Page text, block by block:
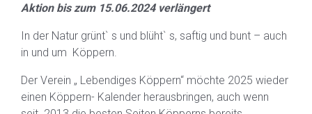
Aktion bis zum 15.06.2024 verlängert
In der Natur grünt` s und blüht` s, saftig und bunt – auch
in und um Köppern.
Der Verein „ Lebendiges Köppern“ möchte 2025 wieder
einen Köppern- Kalender herausbringen, auch wenn